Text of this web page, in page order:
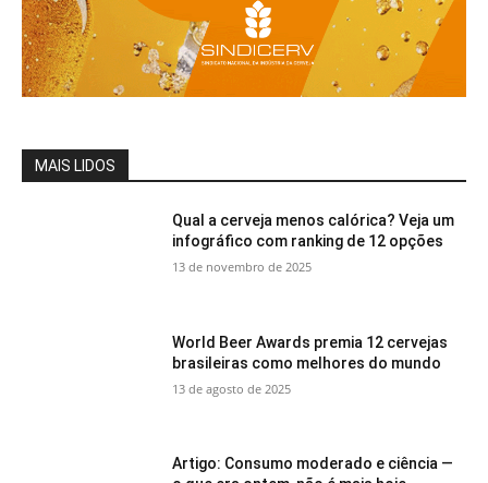
MAIS LIDOS
Qual a cerveja menos calórica? Veja um
infográfico com ranking de 12 opções
13 de novembro de 2025
World Beer Awards premia 12 cervejas
brasileiras como melhores do mundo
13 de agosto de 2025
Artigo: Consumo moderado e ciência —